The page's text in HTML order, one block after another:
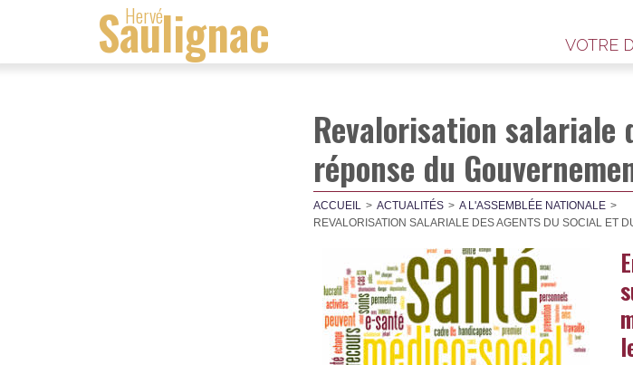
Hervé
Saulignac VOTRE
Revalorisation salariale
réponse du
ACCUEIL ACTUALITÉS
A L'ASSEMBLÉE NATIONALE
REVALORISATION SALARIALE DES AGENTS DU SOCIAL ET